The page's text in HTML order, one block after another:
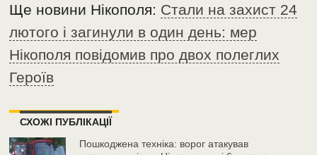
Ще новини Нікополя: Стали на захист 24
лютого і загинули в один день: мер
Нікополя повідомив про двох полеглих
Героїв
СХОЖІ ПУБЛІКАЦІЇ
Пошкоджена техніка: ворог атакував